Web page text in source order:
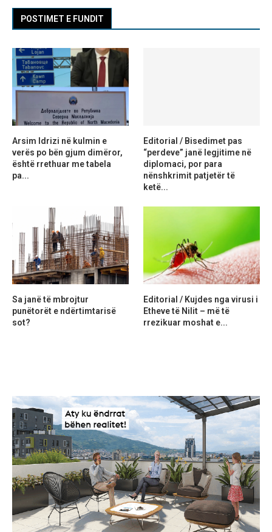
POSTIMET E FUNDIT
Arsim Idrizi në kulmin e
verës po bën gjum dimëror,
është rrethuar me tabela
pa...
Editorial / Bisedimet pas
“perdeve” janë legjitime në
diplomaci, por para
nënshkrimit patjetër të
ketë...
Sa janë të mbrojtur
punëtorët e ndërtimtarisë
sot?
Editorial / Kujdes nga virusi i
Etheve të Nilit – më të
rrezikuar moshat e...